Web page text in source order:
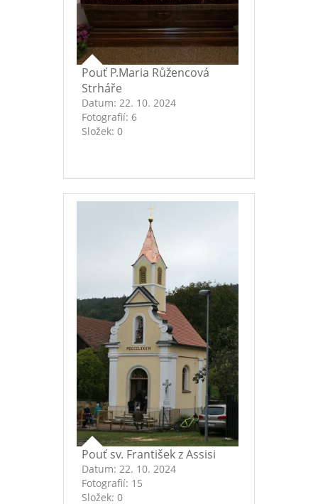
Pouť P.Maria Růžencová
Strháře
Datum: 22. 10. 2024
Fotografií: 6
Složek: 0
Pouť sv. František z Assisi
Datum: 22. 10. 2024
Fotografií: 15
Složek: 0